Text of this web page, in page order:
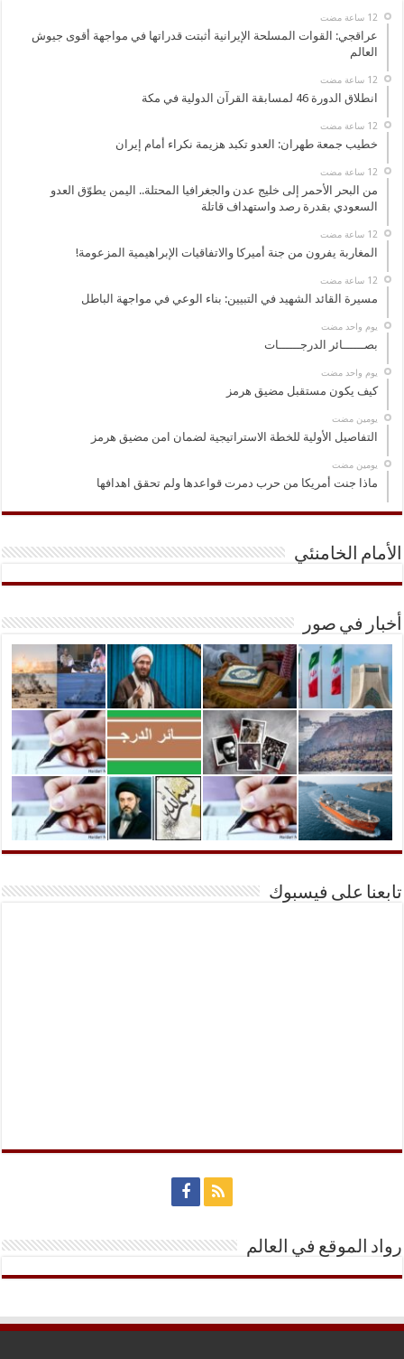
عراقجي: القوات المسلحة الإيرانية أثبتت قدراتها في مواجهة أقوى جيوش
العالم
انطلاق الدورة 46 لمسابقة القرآن الدولية في مكة
خطيب جمعة طهران: العدو تكبد هزيمة نكراء أمام إيران
من البحر الأحمر إلى خليج عدن والجغرافيا المحتلة.. اليمن يطوّق العدو
السعودي بقدرة رصد واستهداف قاتلة
المغاربة يفرون من جنة أميركا والاتفاقيات الإبراهيمية المزعومة!
مسيرة القائد الشهيد في التبيين: بناء الوعي في مواجهة الباطل
‏يوم واحد مضت
بصــــــائر الدرجــــــات
‏يوم واحد مضت
كيف يكون مستقبل مضيق هرمز
‏يومين مضت
التفاصيل الأولية للخطة الاستراتيجية لضمان امن مضيق هرمز
‏يومين مضت
ماذا جنت أمريكا من حرب دمرت قواعدها ولم تحقق اهدافها
الأمام الخامنئي
أخبار في صور
تابعنا على فيسبوك
رواد الموقع في العالم